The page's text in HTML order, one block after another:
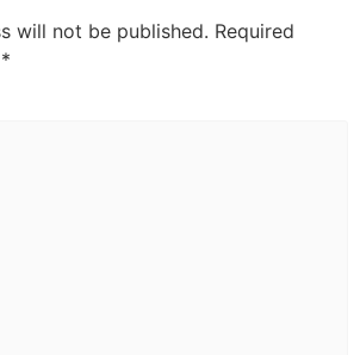
will not be published. Required
*